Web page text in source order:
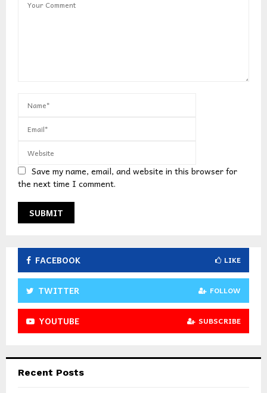
Save my name, email, and website in this browser for
the next time I comment.
FACEBOOK LIKE
TWITTER FOLLOW
YOUTUBE SUBSCRIBE
Recent Posts